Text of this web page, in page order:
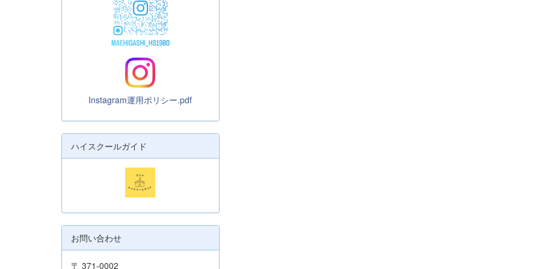
Instagram運用ポリシー.pdf
ハイスクールガイド
お問い合わせ
〒 371-0002